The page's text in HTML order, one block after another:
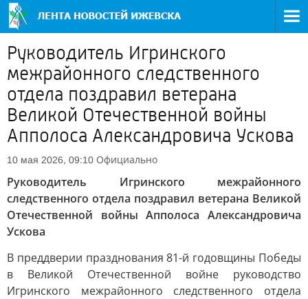
Руководитель Игринского
межрайонного следственного
отдела поздравил ветерана
Великой Отечественной войны
Апполоса Александровича Ускова
10 мая 2026, 09:10 Официально
Руководитель Игринского межрайонного
следственного отдела поздравил ветерана Великой
Отечественной войны Апполоса Александровича
Ускова
В преддверии празднования 81-й годовщины Победы
в Великой Отечественной войне руководство
Игринского межрайонного следственного отдела